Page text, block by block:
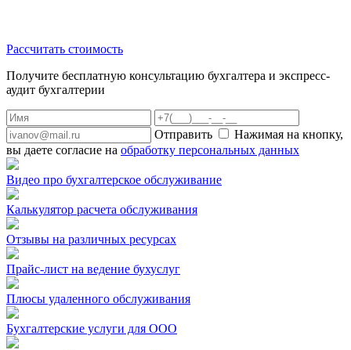
Рассчитать стоимость
Получите бесплатную консультацию бухгалтера и экспресс-
аудит бухгалтерии
Отправить
Нажимая на кнопку,
вы даете согласие на обработку персональных данных
Видео про бухгалтерское обслуживание
Калькулятор расчета обслуживания
Отзывы на различных ресурсах
Прайс-лист на ведение бухуслуг
Плюсы удаленного обслуживания
Бухгалтерские услуги для ООО